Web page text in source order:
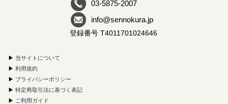
03-5875-2007
info@sennokura.jp
登録番号 T4011701024646
▶ 当サイトについて
▶ 利用規約
▶ プライバシーポリシー
▶ 特定商取引法に基づく表記
▶ ご利用ガイド